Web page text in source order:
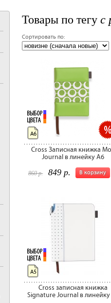
Товары по тегус
Сортировать по:
Cross Записная книжка
Journal в линейку A6
В корзину
860 р. 849 р.
А6
Cross записная книжка
Signature Journal в линейку
А5